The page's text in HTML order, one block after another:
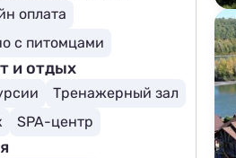
оплата
с питомцами
и отдых
Тренажерный зал
SPA-центр